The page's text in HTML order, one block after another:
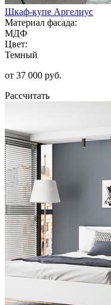
Шкаф-купе Аргелиус
Материал фасада:
МДФ
Цвет:
Темный
от 37 000 руб.
Рассчитать